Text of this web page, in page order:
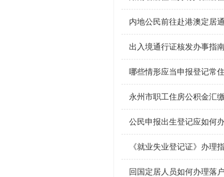
内地公民前往赴港澳定居
出入境通行证核发办事指
哪些情形应当申报登记常
永州市职工住房公积金汇
公民申报出生登记应如何
《就业失业登记证》办理
回国定居人员如何办理落